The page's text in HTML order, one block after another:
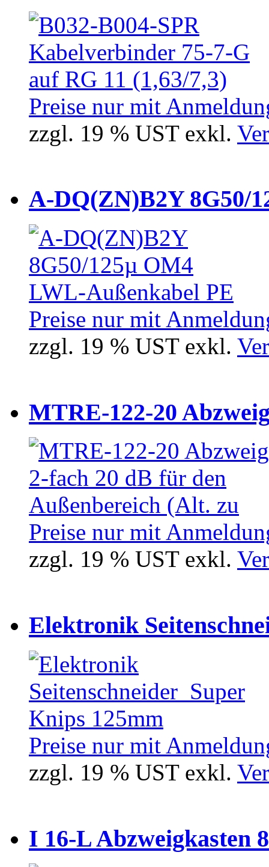
Preise nur mit
zzgl. 19 % UST exkl.
A-DQ(ZN)B2Y 8G50/
Preise nur mit
zzgl. 19 % UST exkl.
MTRE-122-20
Preise nur mit
zzgl. 19 % UST exkl.
Elektronik
Preise nur mit
zzgl. 19 % UST exkl.
I 16-L Abzweigkasten